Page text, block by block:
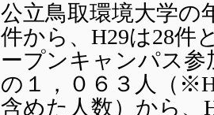
公立鳥取環境大学の
件から、H29は28件
ープンキャンパス参
の１，０６３人（
含めた人数）から、